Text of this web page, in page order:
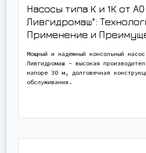
Насосы типа К и 1К от
Ливгидромаш":
Применение и
Мощный и надежный консольный
Ливгидромаш - высокая
напоре 30 м, долговечная
обслуживания.